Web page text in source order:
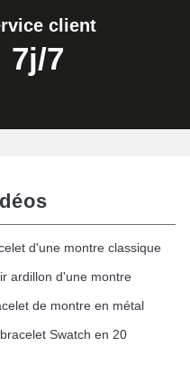
client
7j/7
d'une montre classique
ardillon d'une montre
de montre en métal
Swatch en 20